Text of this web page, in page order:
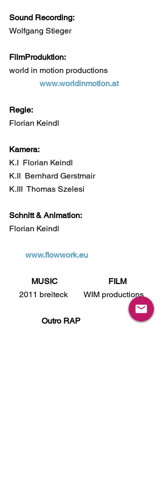
Sound Recording:
Wolfgang Stieger
FilmProduktion:
world in motion productions
www.worldinmotion.at
Regie:
Florian Keindl
Kamera:
K.I  Florian Keindl
K.II  Bernhard Gerstmair
K.III  Thomas Szelesi
Schnitt & Animation:
Florian Keindl
www.flowwork.eu
MUSIC
FILM
     2011 breiteck        WIM productions
Outro RAP